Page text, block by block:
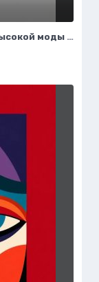
Элегантный силуэт: цифровой скетч высокой моды в студийном исполнении. Изображение из нейросети Flux 1